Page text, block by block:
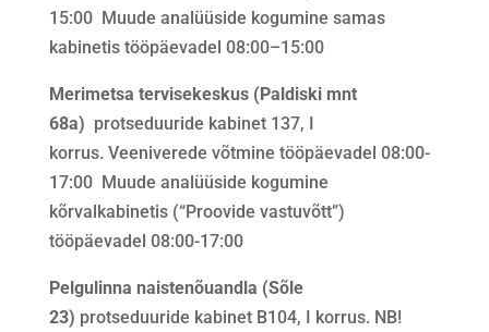
15:00 Muude analüüside kogumine samas
kabinetis tööpäevadel 08:00–15:00
Merimetsa tervisekeskus (Paldiski mnt
68a) protseduuride kabinet 137, I
korrus. Veeniverede võtmine tööpäevadel 08:00-
17:00 Muude analüüside kogumine
kõrvalkabinetis (“Proovide vastuvõtt”)
tööpäevadel 08:00-17:00
Pelgulinna naistenõuandla (Sõle
23) protseduuride kabinet B104, I korrus. NB!